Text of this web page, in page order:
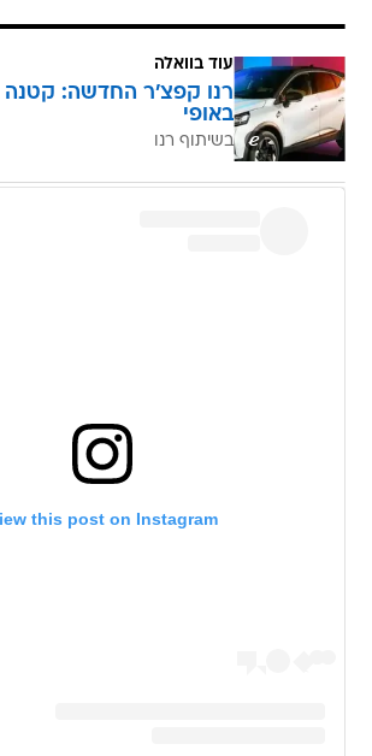
עוד בוואלה
רנו קפצ'ר החדשה: קטנה
באופי
בשיתוף רנו
this post on Instagram